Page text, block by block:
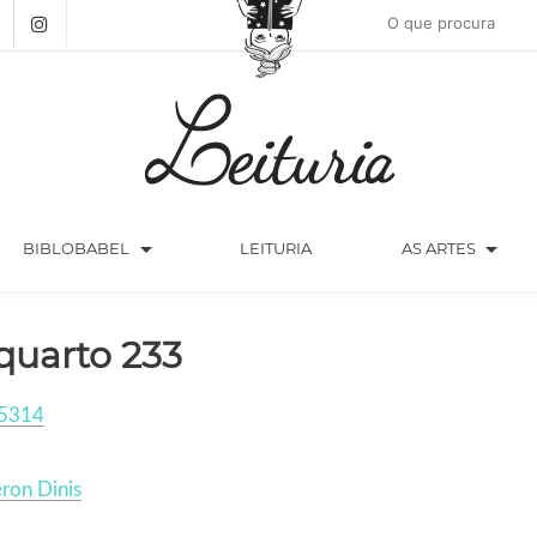
BIBLOBABEL arrow_drop_down LEITURIA AS ARTES arrow_drop_down
233
Dinis